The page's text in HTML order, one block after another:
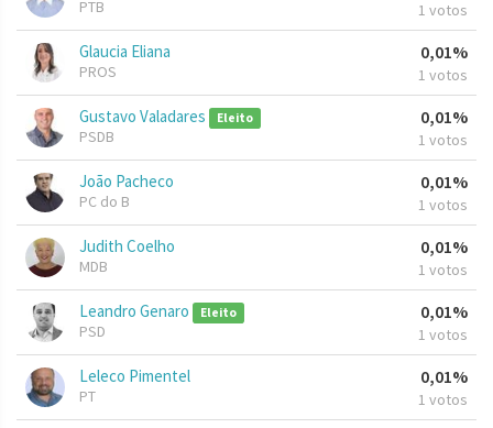
PTB 1 votos
Glaucia Eliana
PROS
0,01%
1 votos
Gustavo Valadares Eleito
PSDB
0,01%
1 votos
João Pacheco
PC do B
0,01%
1 votos
Judith Coelho
MDB
0,01%
1 votos
Leandro Genaro Eleito
PSD
0,01%
1 votos
Leleco Pimentel
PT
0,01%
1 votos